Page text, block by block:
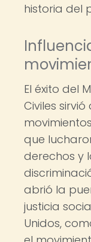
historia del
El éxito del
Civiles
que
derechos y
abrió la
justicia
Unidos,